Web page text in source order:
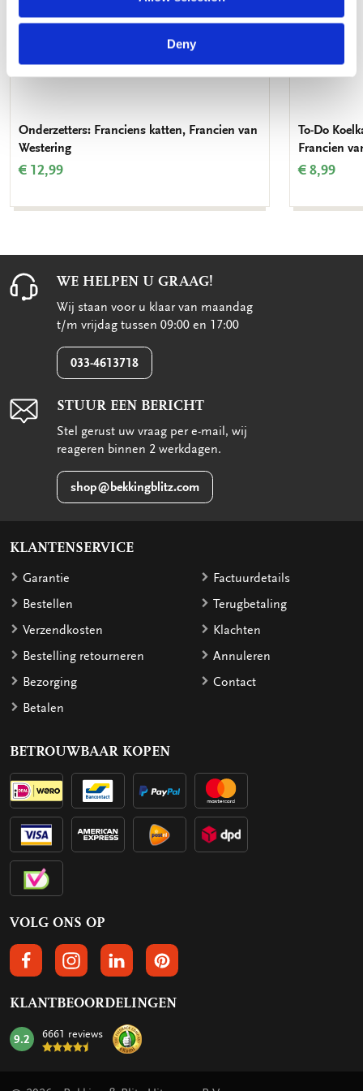
Deny
Onderzetters: Franciens katten, Francien van
Westering
€ 12,99
To-Do
Francien
€ 8,99
WE HELPEN U GRAAG!
Wij staan voor u klaar van maandag
t/m vrijdag tussen 09:00 en 17:00
033-4613718
STUUR EEN BERICHT
Stel gerust uw vraag per e-mail, wij
reageren binnen 2 werkdagen.
shop@bekkingblitz.com
KLANTENSERVICE
Garantie
Bestellen
Verzendkosten
Bestelling retourneren
Bezorging
Betalen
Factuurdetails
Terugbetaling
Klachten
Annuleren
Contact
BETROUWBAAR KOPEN
VOLG ONS OP
VOLGS ONS OP FACEBOOK
VOLG ONS OP INSTAGRAM
VOLG ONS OP LINKEDIN
VOLG ONS OP PINTEREST
KLANTBEOORDELINGEN
mark:
9.2 6661 reviews